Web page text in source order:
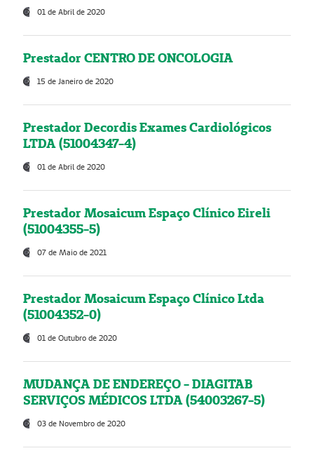
01 de Abril de 2020
Prestador CENTRO DE ONCOLOGIA
15 de Janeiro de 2020
Prestador Decordis Exames Cardiológicos
LTDA (51004347-4)
01 de Abril de 2020
Prestador Mosaicum Espaço Clínico Eireli
(51004355-5)
07 de Maio de 2021
Prestador Mosaicum Espaço Clínico Ltda
(51004352-0)
01 de Outubro de 2020
MUDANÇA DE ENDEREÇO - DIAGITAB
SERVIÇOS MÉDICOS LTDA (54003267-5)
03 de Novembro de 2020